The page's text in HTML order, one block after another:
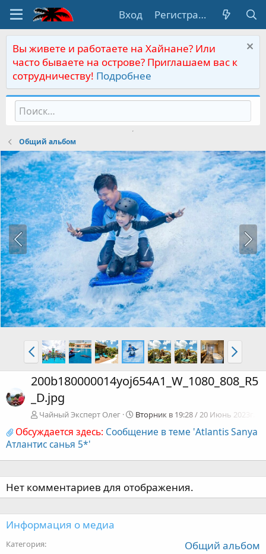
Вход Регистрация
Вы живете и работаете на Хайнане? Или
часто бываете на острове? Приглашаем вас к
сотрудничеству! Подробнее
Общий альбом
200b180000014yoj654A1_W_1080_808_R5
_D.jpg
Чайный Эксперт Олег Вторник в 19:28 / 20 Июнь 2023г.
Обсуждается здесь: Сообщение в теме 'Atlantis Sanya
Атлантис санья 5*'
Нет комментариев для отображения.
Информация о медиа
Категория Общий альбом